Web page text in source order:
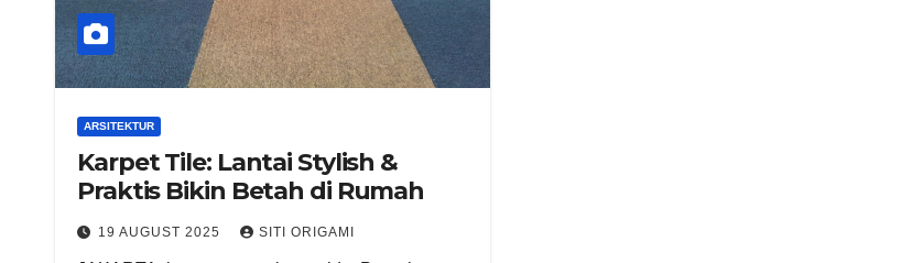
ARSITEKTUR
Karpet Tile: Lantai Stylish &
Praktis Bikin Betah di Rumah
19 AUGUST 2025 SITI ORIGAMI